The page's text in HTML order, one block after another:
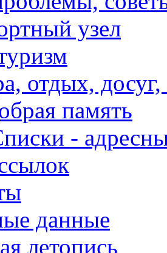
узел
отдых,
память
-
данные
летопись